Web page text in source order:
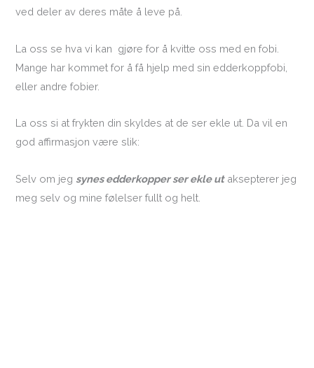
ved deler av deres måte å leve på.
La oss se hva vi kan gjøre for å kvitte oss med en fobi.
Mange har kommet for å få hjelp med sin edderkoppfobi,
eller andre fobier.
La oss si at frykten din skyldes at de ser ekle ut. Da vil en
god affirmasjon være slik:
Selv om jeg synes edderkopper ser ekle utaksepterer jeg
meg selv og mine følelser fullt og helt.